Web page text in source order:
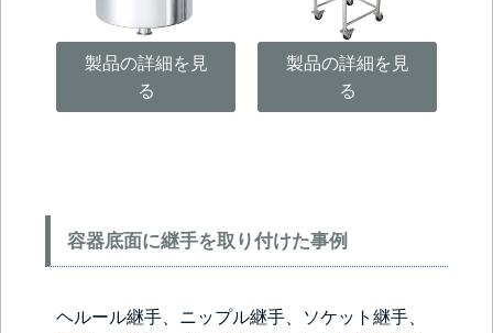
製品の詳細を見
る
製品の詳細を見
る
容器底面に継手を取り付けた事例
ヘルール継手、ニップル継手、ソケット継手、